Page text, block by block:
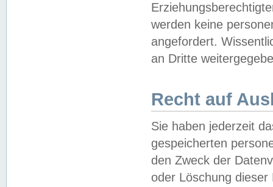
werden keine
angefordert.
an Dritte
Recht auf
Sie haben jederzeit
gespeicherten
den Zweck der
oder Löschung